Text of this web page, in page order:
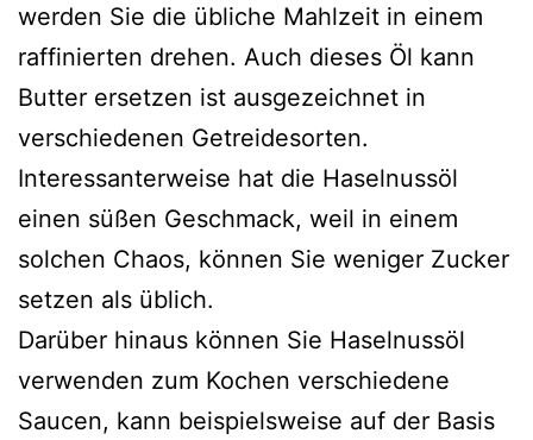
werden Sie die übliche Mahlzeit in einem
raffinierten drehen. Auch dieses Öl kann
Butter ersetzen ist ausgezeichnet in
verschiedenen Getreidesorten.
Interessanterweise hat die Haselnussöl
einen süßen Geschmack, weil in einem
solchen Chaos, können Sie weniger Zucker
setzen als üblich.
Darüber hinaus können Sie Haselnussöl
verwenden zum Kochen verschiedene
Saucen, kann beispielsweise auf der Basis